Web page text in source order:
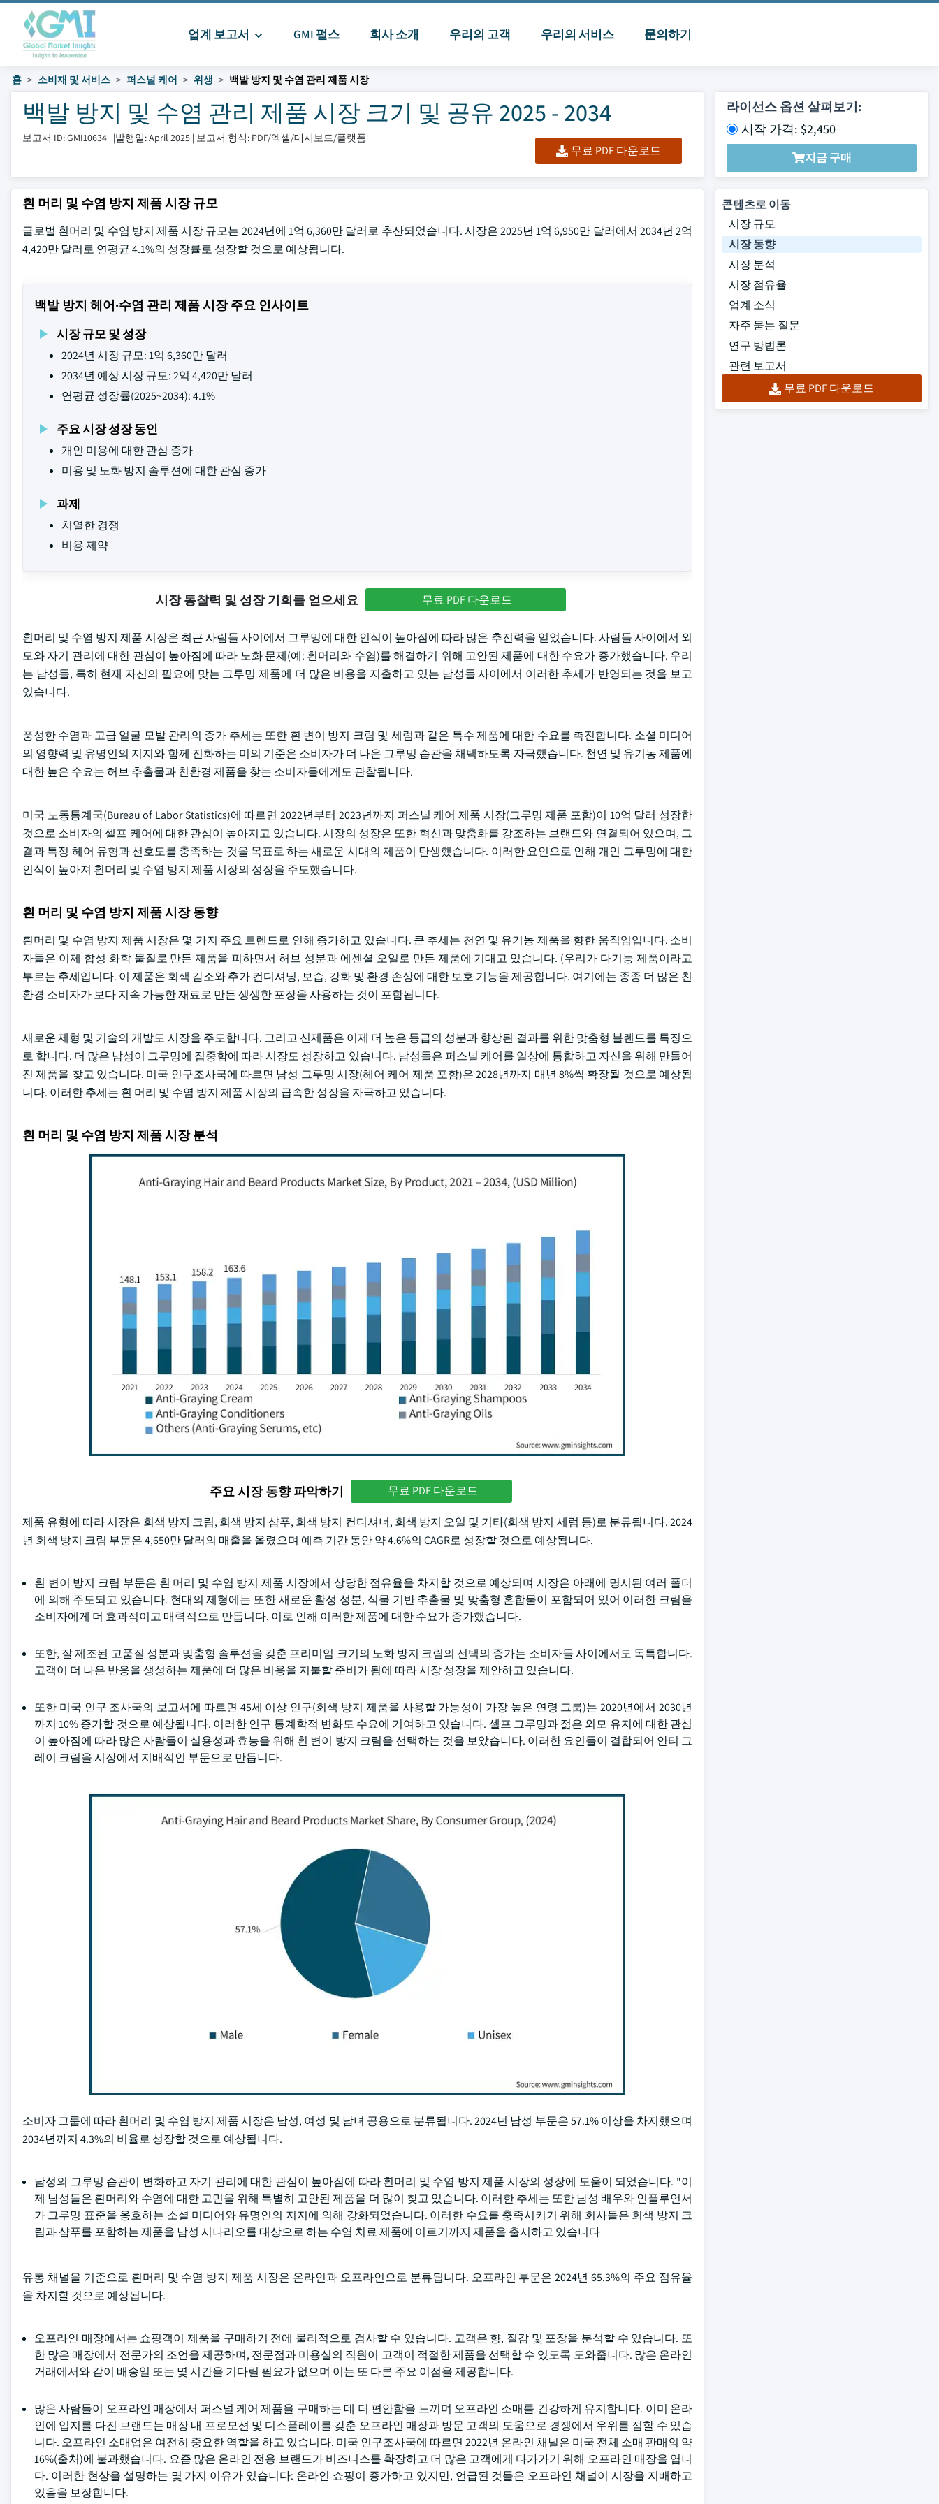
업계 보고서 GMI 펄스 회사 소개 우리의 고객 우리의 서비스 문의하기
홈 소비재 및 서비스 퍼스널 케어 위생 백발 방지 및 수염 관리 제품 시장
백발 방지 및 수염 관리 제품 시장 크기 및 공유 2025 - 2034
보고서 ID: GMI10634 |발행일: April 2025 | 보고서 형식: PDF/엑셀/대시보드/플랫폼
무료 PDF 다운로드
라이선스 옵션 살펴보기:
시작 가격: $2,450
지금 구매
흰 머리 및 수염 방지 제품 시장 규모
글로벌 흰머리 및 수염 방지 제품 시장 규모는 2024년에 1억 6,360만 달러로 추산되었습니다. 시장은 2025년 1억 6,950만 달러에서 2034년 2억
4,420만 달러로 연평균 4.1%의 성장률로 성장할 것으로 예상됩니다.
백발 방지 헤어·수염 관리 제품 시장 주요 인사이트
시장 규모 및 성장
2024년 시장 규모: 1억 6,360만 달러
2034년 예상 시장 규모: 2억 4,420만 달러
연평균 성장률(2025~2034): 4.1%
주요 시장 성장 동인
개인 미용에 대한 관심 증가
미용 및 노화 방지 솔루션에 대한 관심 증가
과제
치열한 경쟁
비용 제약
시장 통찰력 및 성장 기회를 얻으세요 무료 PDF 다운로드
흰머리 및 수염 방지 제품 시장은 최근 사람들 사이에서 그루밍에 대한 인식이 높아짐에 따라 많은 추진력을 얻었습니다. 사람들 사이에서 외
모와 자기 관리에 대한 관심이 높아짐에 따라 노화 문제(예: 흰머리와 수염)를 해결하기 위해 고안된 제품에 대한 수요가 증가했습니다. 우리
는 남성들, 특히 현재 자신의 필요에 맞는 그루밍 제품에 더 많은 비용을 지출하고 있는 남성들 사이에서 이러한 추세가 반영되는 것을 보고
있습니다.
풍성한 수염과 고급 얼굴 모발 관리의 증가 추세는 또한 흰 변이 방지 크림 및 세럼과 같은 특수 제품에 대한 수요를 촉진합니다. 소셜 미디어
의 영향력 및 유명인의 지지와 함께 진화하는 미의 기준은 소비자가 더 나은 그루밍 습관을 채택하도록 자극했습니다. 천연 및 유기농 제품에
대한 높은 수요는 허브 추출물과 친환경 제품을 찾는 소비자들에게도 관찰됩니다.
미국 노동통계국(Bureau of Labor Statistics)에 따르면 2022년부터 2023년까지 퍼스널 케어 제품 시장(그루밍 제품 포함)이 10억 달러 성장한
것으로 소비자의 셀프 케어에 대한 관심이 높아지고 있습니다. 시장의 성장은 또한 혁신과 맞춤화를 강조하는 브랜드와 연결되어 있으며, 그
결과 특정 헤어 유형과 선호도를 충족하는 것을 목표로 하는 새로운 시대의 제품이 탄생했습니다. 이러한 요인으로 인해 개인 그루밍에 대한
인식이 높아져 흰머리 및 수염 방지 제품 시장의 성장을 주도했습니다.
흰 머리 및 수염 방지 제품 시장 동향
흰머리 및 수염 방지 제품 시장은 몇 가지 주요 트렌드로 인해 증가하고 있습니다. 큰 추세는 천연 및 유기농 제품을 향한 움직임입니다. 소비
자들은 이제 합성 화학 물질로 만든 제품을 피하면서 허브 성분과 에센셜 오일로 만든 제품에 기대고 있습니다. (우리가 다기능 제품이라고
부르는 추세입니다. 이 제품은 회색 감소와 추가 컨디셔닝, 보습, 강화 및 환경 손상에 대한 보호 기능을 제공합니다. 여기에는 종종 더 많은 친
환경 소비자가 보다 지속 가능한 재료로 만든 생생한 포장을 사용하는 것이 포함됩니다.
새로운 제형 및 기술의 개발도 시장을 주도합니다. 그리고 신제품은 이제 더 높은 등급의 성분과 향상된 결과를 위한 맞춤형 블렌드를 특징으
로 합니다. 더 많은 남성이 그루밍에 집중함에 따라 시장도 성장하고 있습니다. 남성들은 퍼스널 케어를 일상에 통합하고 자신을 위해 만들어
진 제품을 찾고 있습니다. 미국 인구조사국에 따르면 남성 그루밍 시장(헤어 케어 제품 포함)은 2028년까지 매년 8%씩 확장될 것으로 예상됩
니다. 이러한 추세는 흰 머리 및 수염 방지 제품 시장의 급속한 성장을 자극하고 있습니다.
흰 머리 및 수염 방지 제품 시장 분석
주요 시장 동향 파악하기 무료 PDF 다운로드
제품 유형에 따라 시장은 회색 방지 크림, 회색 방지 샴푸, 회색 방지 컨디셔너, 회색 방지 오일 및 기타(회색 방지 세럼 등)로 분류됩니다. 2024
년 회색 방지 크림 부문은 4,650만 달러의 매출을 올렸으며 예측 기간 동안 약 4.6%의 CAGR로 성장할 것으로 예상됩니다.
흰 변이 방지 크림 부문은 흰 머리 및 수염 방지 제품 시장에서 상당한 점유율을 차지할 것으로 예상되며 시장은 아래에 명시된 여러 폴더
에 의해 주도되고 있습니다. 현대의 제형에는 또한 새로운 활성 성분, 식물 기반 추출물 및 맞춤형 혼합물이 포함되어 있어 이러한 크림을
소비자에게 더 효과적이고 매력적으로 만듭니다. 이로 인해 이러한 제품에 대한 수요가 증가했습니다.
또한, 잘 제조된 고품질 성분과 맞춤형 솔루션을 갖춘 프리미엄 크기의 노화 방지 크림의 선택의 증가는 소비자들 사이에서도 독특합니다.
고객이 더 나은 반응을 생성하는 제품에 더 많은 비용을 지불할 준비가 됨에 따라 시장 성장을 제안하고 있습니다.
또한 미국 인구 조사국의 보고서에 따르면 45세 이상 인구(회색 방지 제품을 사용할 가능성이 가장 높은 연령 그룹)는 2020년에서 2030년
까지 10% 증가할 것으로 예상됩니다. 이러한 인구 통계학적 변화도 수요에 기여하고 있습니다. 셀프 그루밍과 젊은 외모 유지에 대한 관심
이 높아짐에 따라 많은 사람들이 실용성과 효능을 위해 흰 변이 방지 크림을 선택하는 것을 보았습니다. 이러한 요인들이 결합되어 안티 그
레이 크림을 시장에서 지배적인 부문으로 만듭니다.
소비자 그룹에 따라 흰머리 및 수염 방지 제품 시장은 남성, 여성 및 남녀 공용으로 분류됩니다. 2024년 남성 부문은 57.1% 이상을 차지했으며
2034년까지 4.3%의 비율로 성장할 것으로 예상됩니다.
남성의 그루밍 습관이 변화하고 자기 관리에 대한 관심이 높아짐에 따라 흰머리 및 수염 방지 제품 시장의 성장에 도움이 되었습니다. "이
제 남성들은 흰머리와 수염에 대한 고민을 위해 특별히 고안된 제품을 더 많이 찾고 있습니다. 이러한 추세는 또한 남성 배우와 인플루언서
가 그루밍 표준을 옹호하는 소셜 미디어와 유명인의 지지에 의해 강화되었습니다. 이러한 수요를 충족시키기 위해 회사들은 회색 방지 크
림과 샴푸를 포함하는 제품을 남성 시나리오를 대상으로 하는 수염 치료 제품에 이르기까지 제품을 출시하고 있습니다
유통 채널을 기준으로 흰머리 및 수염 방지 제품 시장은 온라인과 오프라인으로 분류됩니다. 오프라인 부문은 2024년 65.3%의 주요 점유율
을 차지할 것으로 예상됩니다.
오프라인 매장에서는 쇼핑객이 제품을 구매하기 전에 물리적으로 검사할 수 있습니다. 고객은 향, 질감 및 포장을 분석할 수 있습니다. 또
한 많은 매장에서 전문가의 조언을 제공하며, 전문점과 미용실의 직원이 고객이 적절한 제품을 선택할 수 있도록 도와줍니다. 많은 온라인
거래에서와 같이 배송일 또는 몇 시간을 기다릴 필요가 없으며 이는 또 다른 주요 이점을 제공합니다.
많은 사람들이 오프라인 매장에서 퍼스널 케어 제품을 구매하는 데 더 편안함을 느끼며 오프라인 소매를 건강하게 유지합니다. 이미 온라
인에 입지를 다진 브랜드는 매장 내 프로모션 및 디스플레이를 갖춘 오프라인 매장과 방문 고객의 도움으로 경쟁에서 우위를 점할 수 있습
니다. 오프라인 소매업은 여전히 중요한 역할을 하고 있습니다. 미국 인구조사국에 따르면 2022년 온라인 채널은 미국 전체 소매 판매의 약
16%(출처)에 불과했습니다. 요즘 많은 온라인 전용 브랜드가 비즈니스를 확장하고 더 많은 고객에게 다가가기 위해 오프라인 매장을 엽니
다. 이러한 현상을 설명하는 몇 가지 이유가 있습니다: 온라인 쇼핑이 증가하고 있지만, 언급된 것들은 오프라인 채널이 시장을 지배하고
있음을 보장합니다.
콘텐츠로 이동
시장 규모
시장 동향
시장 분석
시장 점유율
업계 소식
자주 묻는 질문
연구 방법론
관련 보고서
무료 PDF 다운로드